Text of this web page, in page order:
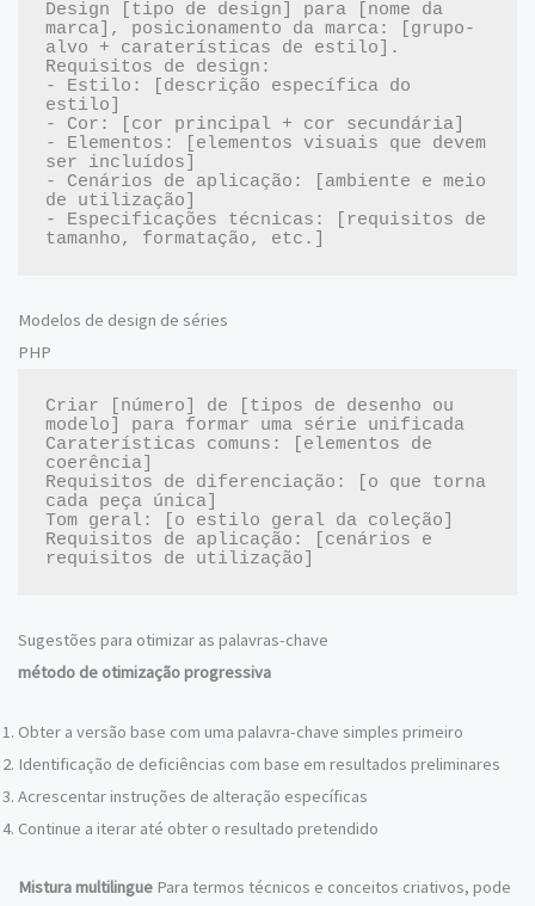
Design [tipo de design] para [nome da
marca], posicionamento da marca: [grupo-
alvo + caraterísticas de estilo].
Requisitos de design:
- Estilo: [descrição específica do
estilo]
- Cor: [cor principal + cor secundária]
- Elementos: [elementos visuais que devem
ser incluídos]
- Cenários de aplicação: [ambiente e meio
de utilização]
- Especificações técnicas: [requisitos de
Modelos de design de séries
PHP
Criar [número] de [tipos de desenho ou
modelo] para formar uma série unificada
Caraterísticas comuns: [elementos de
coerência]
Requisitos de diferenciação: [o que torna
cada peça única]
Tom geral: [o estilo geral da coleção]
Requisitos de aplicação: [cenários e
Sugestões para otimizar as palavras-chave
método de otimização progressiva
Obter a versão base com uma palavra-chave simples primeiro
Identificação de deficiências com base em resultados preliminares
Acrescentar instruções de alteração específicas
Continue a iterar até obter o resultado pretendido
Mistura multilingue Para termos técnicos e conceitos criativos, pode